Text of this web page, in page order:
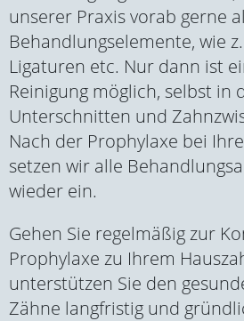
unserer Praxis vorab gerne
Behandlungselemente, wie
Ligaturen etc. Nur dann ist
Reinigung möglich, selbst in
Unterschnitten und
Nach der Prophylaxe bei
setzen wir alle
wieder ein.
Gehen Sie regelmäßig zur
Prophylaxe zu Ihrem
unterstützen Sie den
Zähne langfristig und